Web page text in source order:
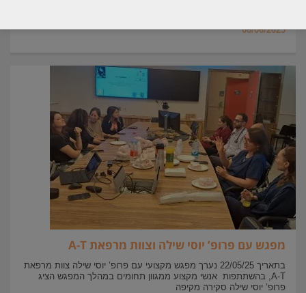
08/06/2025
מפגש עם פרופ’ יוסי שילה וצוות מרפאת A-T
בתאריך 22/05/25 נערך מפגש מקצועי עם פרופ’ יוסי שילה צוות מרפאת
A-T, בהשתתפות אנשי מקצוע ממגוון תחומים במהלך המפגש הציג
פרופ’ יוסי שילה סקירה מקיפה